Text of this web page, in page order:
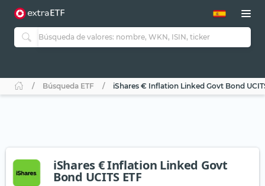
Búsqueda ETF iShares € Inflation Linked Govt Bond
iShares € Inflation Linked Govt
Bond UCITS ETF